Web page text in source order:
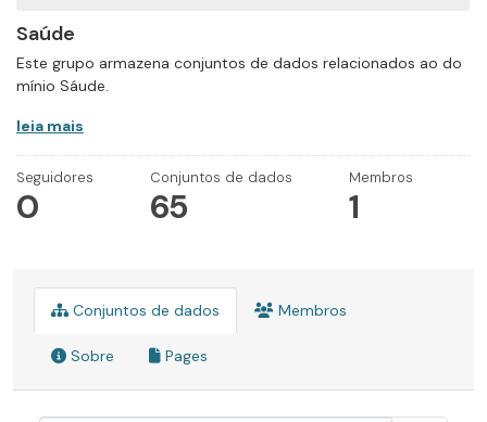
Saúde
Este grupo armazena conjuntos de dados relacionados ao do
mínio Sáude.
leia mais
Seguidores
0
Conjuntos de dados
65
Membros
1
Conjuntos de dados Membros
Sobre Pages